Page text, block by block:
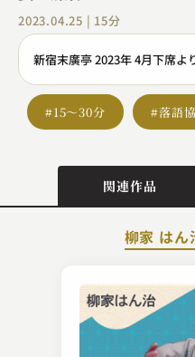
2023.04.25 | 15分
新宿末廣亭 2023年 4月下席よ
#15～30分 #落語
関連作品
柳家 はん